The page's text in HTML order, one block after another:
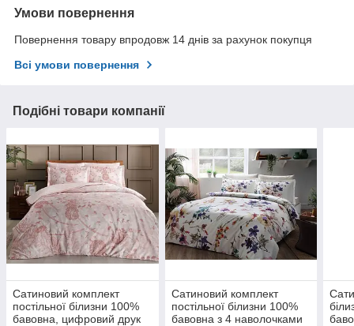
Умови повернення
Повернення товару впродовж 14 днів за рахунок покупця
Всі умови повернення
Подібні товари компанії
Сатиновий комплект
постільної білизни 100%
бавовна, цифровий друк
Сатиновий комплект
постільної білизни 100%
бавовна з 4 наволочками